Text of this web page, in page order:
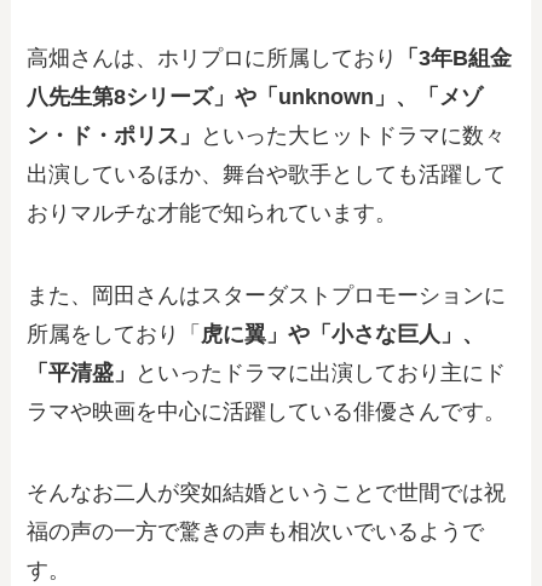
高畑さんは、ホリプロに所属しており
「3年B組金
八先生第8シリーズ」や「unknown」、「メゾ
ン・ド・ポリス」
といった大ヒットドラマに数々
出演しているほか、舞台や歌手としても活躍して
おりマルチな才能で知られています。
また、岡田さんはスターダストプロモーションに
所属をしており「 虎に翼」や「小さな巨人」、
「平清盛」
といったドラマに出演しており主にド
ラマや映画を中心に活躍している俳優さんです。
そんなお二人が突如結婚ということで世間では祝
福の声の一方で驚きの声も相次いでいるようで
す。